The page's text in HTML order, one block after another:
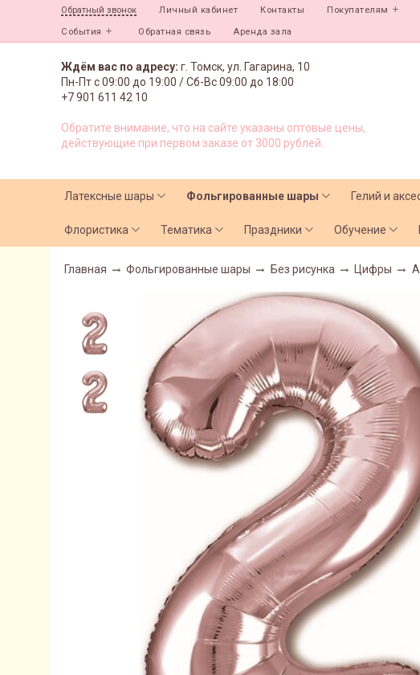
Обратный звонок Личный кабинет Контакты Покупателям
События Обратная связь Аренда зала
Ждём вас по адресу: г. Томск, ул. Гагарина, 10
Пн-Пт с09:00 до 19:00 /Сб-Вс 09:00 до 18:00
+7 901 611 42 10
Обратите внимание, что на сайте указаны оптовые цены,
действующие при первом заказе от 3000 рублей.
Латексные шары Фольгированные шары Гелий и
Флористика Тематика Праздники Обучение
Главная Фольгированные шары Без рисунка Цифры